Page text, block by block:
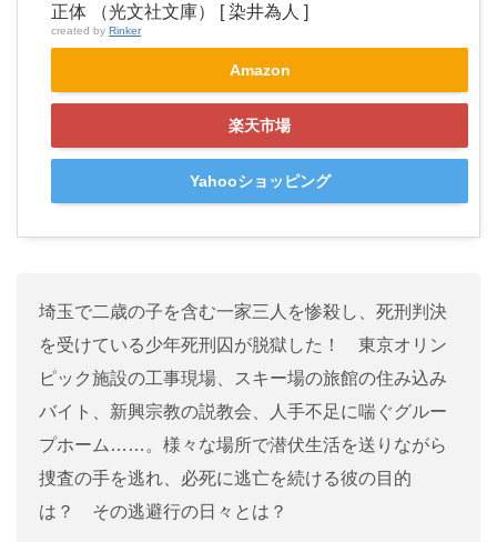
正体 （光文社文庫） [ 染井為人 ]
created by Rinker
Amazon
楽天市場
Yahooショッピング
埼玉で二歳の子を含む一家三人を惨殺し、死刑判決
を受けている少年死刑囚が脱獄した！ 東京オリン
ピック施設の工事現場、スキー場の旅館の住み込み
バイト、新興宗教の説教会、人手不足に喘ぐグルー
プホーム……。様々な場所で潜伏生活を送りながら
捜査の手を逃れ、必死に逃亡を続ける彼の目的
は？ その逃避行の日々とは？